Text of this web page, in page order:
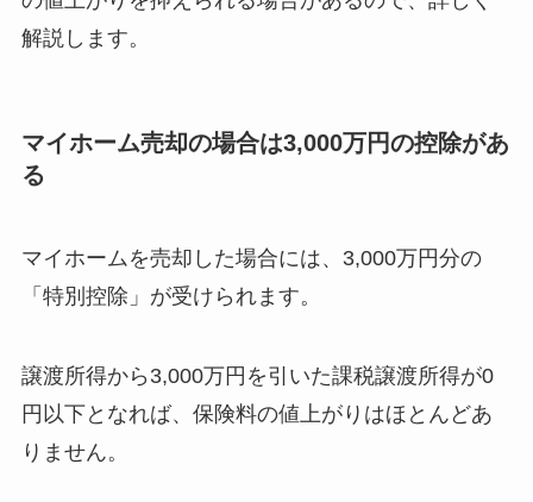
解説します。
マイホーム売却の場合は3,000万円の控除があ
る
マイホームを売却した場合には、3,000万円分の
「特別控除」が受けられます。
譲渡所得から3,000万円を引いた課税譲渡所得が0
円以下となれば、保険料の値上がりはほとんどあ
りません。